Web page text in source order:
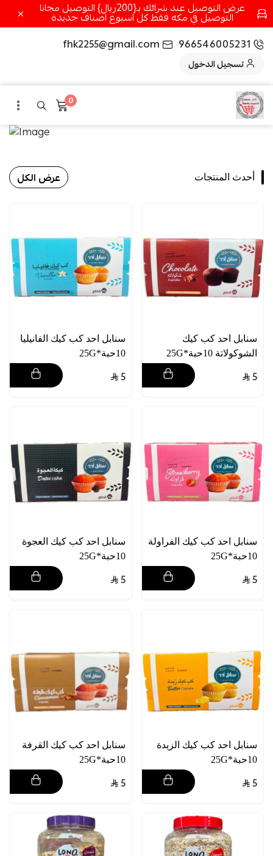
عرض التوصيل عند شرائك بـ{200ريال} التوصيل مجانا
التوصيل في مكه فقط كل اسبوع اصناف جديدة
966546005231
fhk2255@gmail.com
تسجيل الدخول
0
أحدث المنتجات عرض الكل
سنابل احد كب كيك
الشوكولاتة 10حبة*25G
5
سنابل احد كب كيك الفانيليا
10حبة*25G
5
سنابل احد كب كيك الفراولة
10حبة*25G
5
سنابل احد كب كيك العجوة
10حبة*25G
5
سنابل احد كب كيك الزبدة
10حبة*25G
5
سنابل احد كب كيك القرفة
10حبة*25G
5